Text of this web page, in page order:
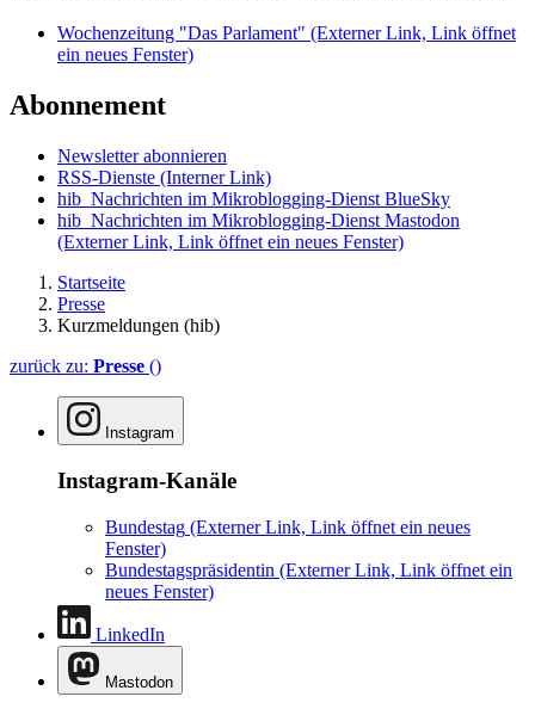
Wochenzeitung "Das Parlament" (Externer Link, Link öffnet
ein neues Fenster)
Abonnement
Newsletter abonnieren
RSS-Dienste (Interner Link)
hib_Nachrichten im Mikroblogging-Dienst BlueSky
hib_Nachrichten im Mikroblogging-Dienst Mastodon
(Externer Link, Link öffnet ein neues Fenster)
Startseite
Presse
Kurzmeldungen (hib)
zurück zu: Presse ()
Instagram
Instagram-Kanäle
Bundestag (Externer Link, Link öffnet ein neues
Fenster)
Bundestagspräsidentin (Externer Link, Link öffnet ein
neues Fenster)
LinkedIn
Mastodon